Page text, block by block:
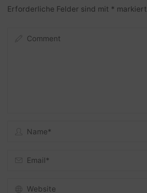
Erforderliche Felder sind mit * markiert